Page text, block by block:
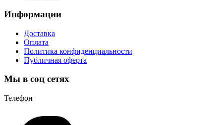
Информации
Доставка
Оплата
Политика конфиденциальности
Публичная оферта
Мы в соц сетях
Телефон